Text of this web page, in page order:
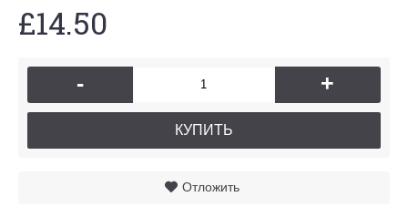
£14.50
- +
КУПИТЬ
Отложить